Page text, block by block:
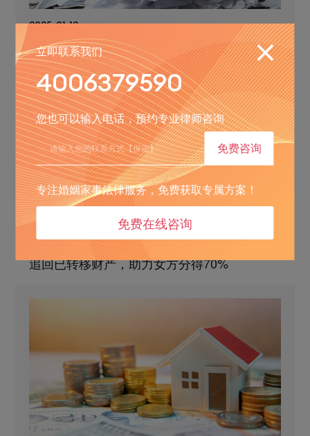
2025-01-13
加快离婚进程，律师助力婚姻平稳落地
2025-01-06
追回已转移财产，助力女方分得70%
立即联系我们
4006379590
您也可以输入电话，预约专业律师咨询
免费咨询
专注婚姻家事法律服务，免费获取专属方案！
免费在线咨询